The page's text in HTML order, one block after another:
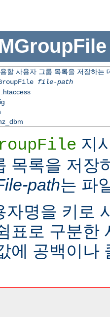
할 사용자 그룹 목록을 저장하는
file-path
지
목록을 저장
path는 파
자명을 키로
표로 구분한
에 공백이나